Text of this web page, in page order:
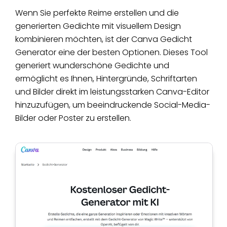
Wenn Sie perfekte Reime erstellen und die
generierten Gedichte mit visuellem Design
kombinieren möchten, ist der Canva Gedicht
Generator eine der besten Optionen. Dieses Tool
generiert wunderschöne Gedichte und
ermöglicht es Ihnen, Hintergründe, Schriftarten
und Bilder direkt im leistungsstarken Canva-Editor
hinzuzufügen, um beeindruckende Social-Media-
Bilder oder Poster zu erstellen.